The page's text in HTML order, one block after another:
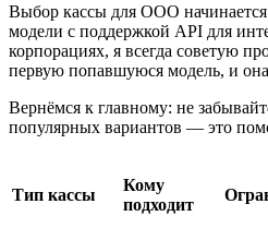
Выбор кассы для ООО начинается
модели с поддержкой API для
корпорациях, я всегда советую
первую попавшуюся модель, и
Вернёмся к главному: не
популярных вариантов — это
Тип кассы
Кому
подходит